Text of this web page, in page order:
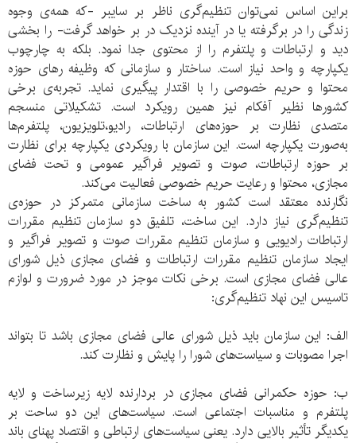
براین اساس نمی‌توان تنظیم‌گری ناظر بر سایبر -که همه‌ی وجوه
زندگی را در برگرفته یا در آینده نزدیک در بر خواهد گرفت- را بخشی
دید و ارتباطات و پلتفرم را از محتوی جدا نمود. بلکه به چارچوب
یکپارچه و واحد نیاز است. ساختار و سازمانی که وظیفه‌ رهای حوزه‌
محتوا و حریم خصوصی را با اقتدار پیگیری نماید. تجربه‌ی برخی
کشورها نظیر آفکام نیز همین رویکرد است. تشکیلاتی منسجم
متصدی نظارت بر حوزه‌های ارتباطات، رادیو،‌تلویزیون، پلتفرم‌‌ها
به‌صورت یکپارچه است. این سازمان با رویکردی یکپارچه برای نظارت
بر حوزه‌ ارتباطات، صوت و تصویر فراگیر عمومی و تحت فضای
مجازی، محتوا و رعایت حریم خصوصی فعالیت می‌کند.
نگارنده معتقد است کشور به ساخت سازمانی متمرکز در حوزه‌ی
تنظیم‌گری نیاز دارد. این ساخت، تلفیق دو سازمان تنظیم مقررات
ارتباطات رادیویی و سازمان تنظیم مقررات صوت و تصویر فراگیر و
ایجاد سازمان تنظیم مقررات ارتباطات و فضای مجازی ذیل شورای
عالی فضای مجازی است. برخی نکات موجز در مورد ضرورت و لوازم
تاسیس این نهاد تنظیم‌گری:
الف:‌ این سازمان باید ذیل شورای عالی فضای مجازی باشد تا بتواند
اجرا مصوبات و سیاست‌های شورا را پایش و نظارت کند.
ب: حوزه‌ حکمرانی فضای مجازی در بردارنده‌ لایه‌ زیرساخت و لایه‌
پلتفرم و مناسبات اجتماعی است. سیاست‌های این دو ساحت بر
یکدیگر تأثیر بالایی دارد. یعنی سیاست‌های ارتباطی و اقتصاد پهنای باند